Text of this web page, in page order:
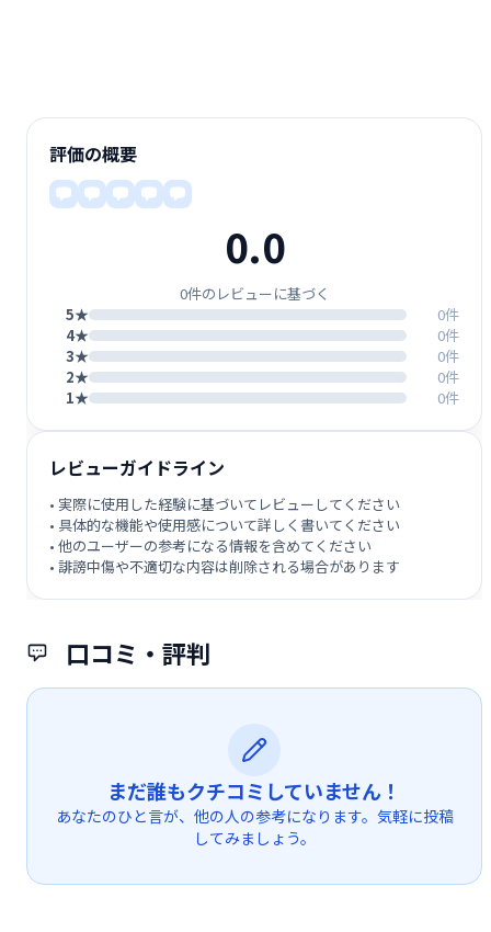
口コミ・評判
まだ誰もクチコミしていません！
あなたのひと言が、他の人の参考になります。気軽に投稿
してみましょう。
評価の概要
0.0
0件のレビューに基づく
5★
0件
4★
0件
3★
0件
2★
0件
1★
0件
レビューガイドライン
• 実際に使用した経験に基づいてレビューしてください
• 具体的な機能や使用感について詳しく書いてください
• 他のユーザーの参考になる情報を含めてください
• 誹謗中傷や不適切な内容は削除される場合があります